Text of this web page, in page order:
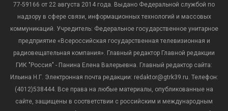
77-59166 от 22 августа 2014 года. Выдано Федеральной службой по
надзору в сфере связи, информационных технологий и массовых
коммуникаций. Учредитель: Федеральное государственное унитарное
предприятие «Всероссийская государственная телевизионная и
радиовещательная компания». Главный редактор Главной редакции
ГИК "Россия" - Панина Елена Валерьевна. Главный редактор сайта:
Ильина Н.Г. Электронная почта редакции: redaktor@gtrk39.ru. Телефон:
(4012)538444. Все права на любые материалы, опубликованные на
сайте, защищены в соответствии с российским и международным